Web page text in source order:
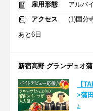
雇用形態
アルバ
アクセス
(1)国分
あと6日
新宿高野 グランデュオ
【
>蒲
♪